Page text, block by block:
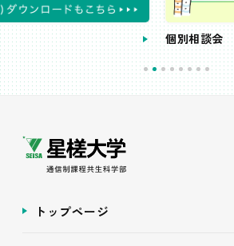
個別相談会
トップページ